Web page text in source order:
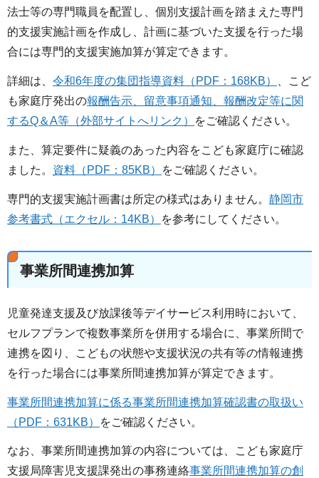
法士等の専門職員を配置し、個別支援計画を踏まえた専門
的支援実施計画を作成し、計画に基づいた支援を行った場
合には専門的支援実施加算が算定できます。
詳細は、 令和6年度の集団指導資料（PDF：168KB）
、こど
も家庭庁発出の報酬告示、留意事項通知、報酬改定等に関
するQ＆A等（外部サイトへリンク）
をご確認ください。
また、算定要件に疑義のあった内容をこども家庭庁に確認
ました。 資料（PDF：85KB） をご確認ください。
専門的支援実施計画書は所定の様式はありません。 静岡市
参考書式（エクセル：14KB）
を参考にしてください。
事業所間連携加算
児童発達支援及び放課後等デイサービス利用時において、
セルフプランで複数事業所を併用する場合に、事業所間で
連携を図り、こどもの状態や支援状況の共有等の情報連携
を行った場合には事業所間連携加算が算定できます。
事業所間連携加算に係る事業所間連携加算確認書の取扱い
（PDF：631KB）
をご確認ください。
なお、事業所間連携加算の内容については、こども家庭庁
支援局障害児支援課発出の事務連絡事業所間連携加算の創